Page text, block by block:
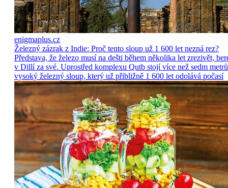
enigmaplus.cz
Železný zázrak z Indie: Proč tento sloup už 1 600 let nezná rez?
Představa, že železo musí na dešti během několika let zrezivět,
v Dillí za své. Uprostřed komplexu Qutb stojí více než sedm metrů
vysoký železný sloup, který už přibližně 1 600 let odolává počasí